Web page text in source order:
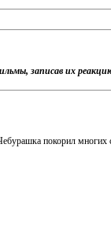
записав их
покорил